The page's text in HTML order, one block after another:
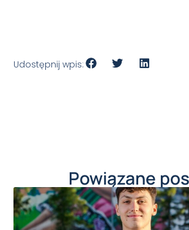
Udostępnij wpis:
Powiązane